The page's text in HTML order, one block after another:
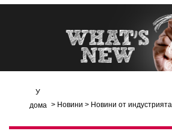
У
дома > Новини > Новини от индустрията